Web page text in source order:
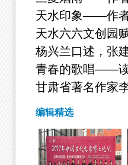
天水印象——作
天水六六文创园
杨兴兰口述，张
青春的歌唱——读
甘肃省著名作家
编辑精选